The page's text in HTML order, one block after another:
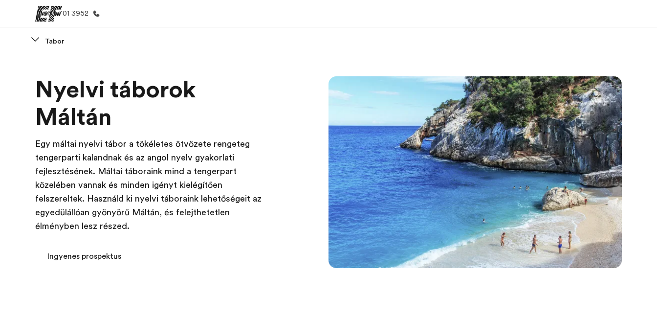
+36 1 701 3952
Üdvözlünk az EF-nél
Az összes EF program
megtekintése
Mit kell rólunk tudni Dolgozz velünk!
Tabor
Nyelvi táborok
Máltán
Egy máltai nyelvi tábor a tökéletes ötvözete rengeteg
tengerparti kalandnak és az angol nyelv gyakorlati
fejlesztésének. Máltai táboraink mind a tengerpart
közelében vannak és minden igényt kielégítően
felszereltek. Használd ki nyelvi táboraink lehetőségeit az
egyedülállóan gyönyörű Máltán, és felejthetetlen
élményben lesz részed.
Ingyenes prospektus